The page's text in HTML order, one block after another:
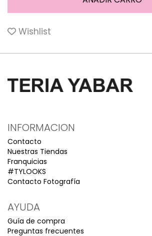
Wishlist
INFORMACION
Contacto
Nuestras Tiendas
Franquicias
#TYLOOKS
Contacto Fotografía
AYUDA
Guía de compra
Preguntas frecuentes